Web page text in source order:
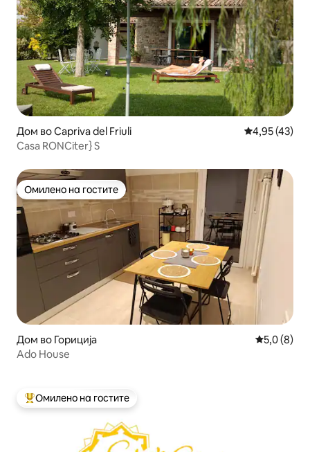
Дом во Capriva del Friuli Просечна
4,95 (43)
Casa RONCiter} S
Омилено на гостите
Омилено на гостите
Дом во Гориција Просечна
5,0 (8)
Ado House
Меѓу најуспешните „Омилени на гостите“
Омилено на гостите